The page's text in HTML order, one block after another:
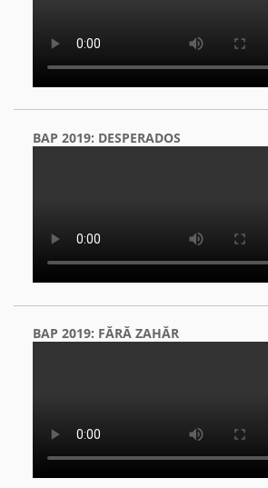
BAP 2019: DESPERADOS
BAP 2019: FĂRĂ ZAHĂR